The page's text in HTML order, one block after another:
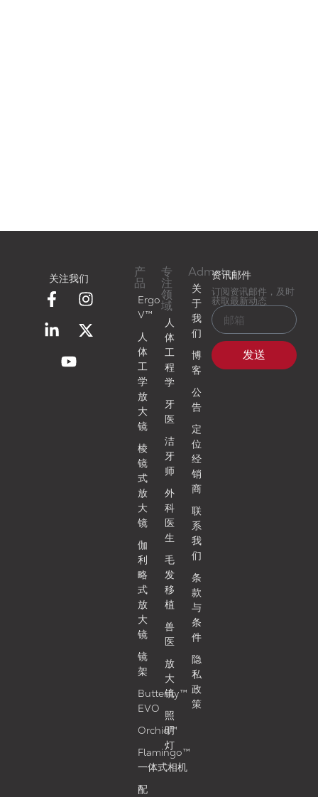
关注我们 产
品
Ergo
V™
人
体
工
学
放
大
镜
棱
镜
式
放
大
镜
伽
利
略
式
放
大
镜
镜
架
Butterfly™
EVO
Orchid™
Flamingo™
一体式相机
配
专
注
领
域
人
体
工
程
学
牙
医
洁
牙
师
外
科
医
生
毛
发
移
植
兽
医
放
大
镜
照
明
灯
Admetec
关
于
我
们
博
客
公
告
定
位
经
销
商
联
系
我
们
条
款
与
条
件
隐
私
政
策
资讯邮件
订阅资讯邮件，及时
获取最新动态
发送